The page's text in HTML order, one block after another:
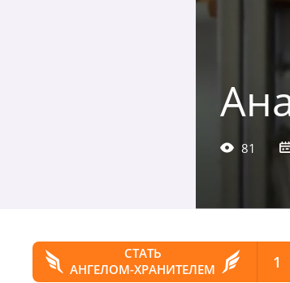
81
СТАТЬ
АНГЕЛОМ-ХРАНИТЕЛЕМ
1